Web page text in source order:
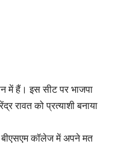
में हैं। इस सीट पर भाजपा
रावत को प्रत्याशी बनाया
बीएसएम कॉलेज में अपने मत